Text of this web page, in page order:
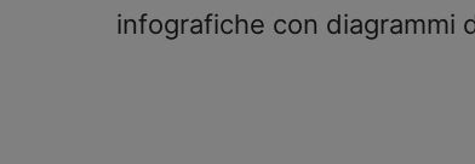
infografiche con diagrammi